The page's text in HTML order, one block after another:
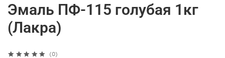
(0)
Эмаль ПФ-115 голубая 1кг
(Лакра)